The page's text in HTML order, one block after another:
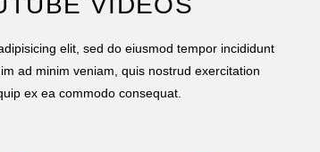
elit, sed do eiusmod tempor incididunt
ad minim veniam, quis nostrud exercitation
ex ea commodo consequat.